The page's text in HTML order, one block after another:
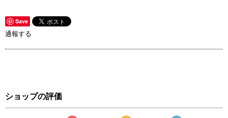
Save
通報する
ショップの評価